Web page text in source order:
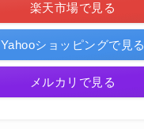
楽天市場で見る
Yahooショッピングで見る
メルカリで見る